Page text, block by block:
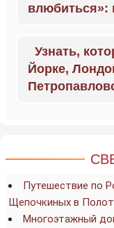
влюбиться»:
Узнать,
Йорке,
Путешествие по
Щепочкиных в
Многоэтажный